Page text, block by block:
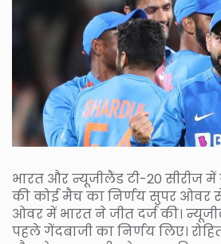
भारत और न्यूजीलैंड टी-20 सीरीज
की कोई मैच का निर्णय सुपर ओवर
ओवर में भारत ने जीत दर्ज की।
पहले गेंदबाजी का निर्णय लिए।